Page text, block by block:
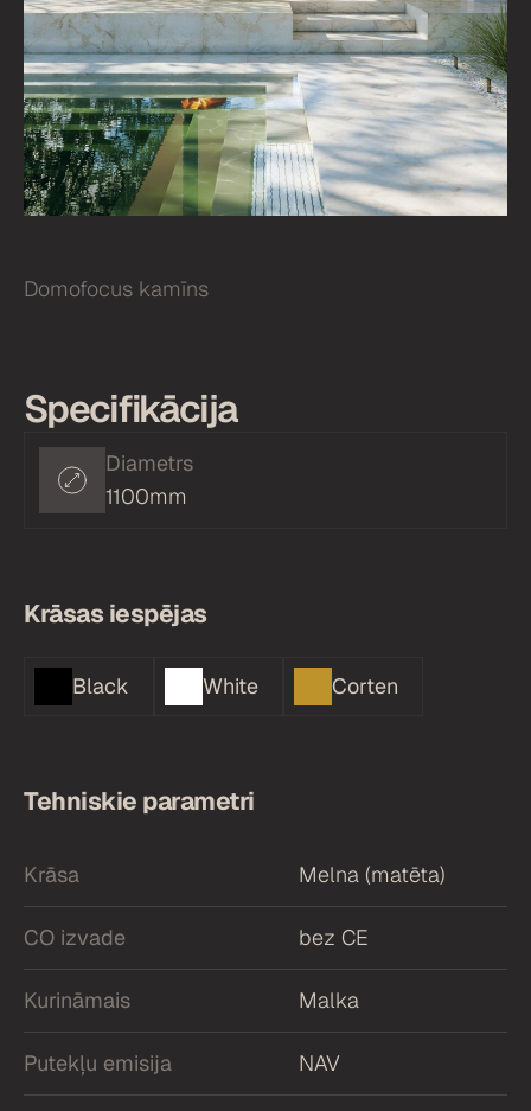
Domofocus kamīns
Specifikācija
Diametrs
1100mm
Krāsas iespējas
Black White Corten
Tehniskie parametri
Krāsa Melna (matēta)
CO izvade bez CE
Kurināmais Malka
Putekļu emisija NAV